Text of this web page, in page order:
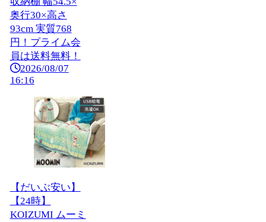
奥行30×高さ
93cm 実質768
円！プライム会
員は送料無料！
2026/08/07
16:16
【だいぶ安い】
【24時】
KOIZUMI ムーミ